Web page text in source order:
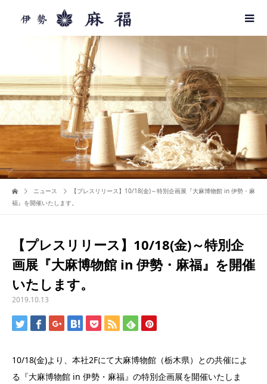
ニュース
【プレスリリース】10/18(金)～特別企画展『大麻博物館 in 伊勢・麻
福』を開催いたします。
【プレスリリース】10/18(金)～特別企
画展『大麻博物館 in 伊勢・麻福』を開催
いたします。
2019.10.13
10/18(金)より、本社2Fにて大麻博物館（栃木県）との共催によ
る『大麻博物館 in 伊勢・麻福』の特別企画展を開催いたしま